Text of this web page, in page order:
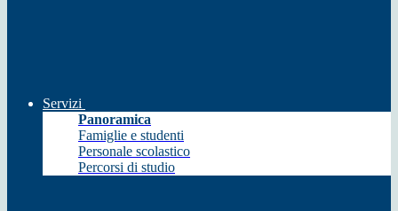
Servizi
Panoramica
Famiglie e studenti
Personale scolastico
Percorsi di studio